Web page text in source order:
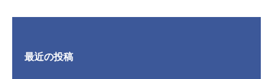
最近の投稿